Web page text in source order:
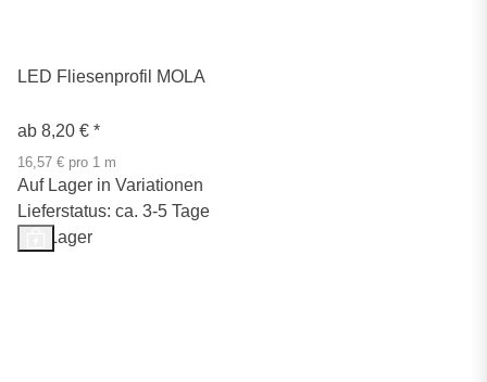
LED Fliesenprofil MOLA
ab 8,20 € *
16,57 € pro 1 m
Auf Lager in Variationen
Lieferstatus: ca. 3-5 Tage
Auf Lager